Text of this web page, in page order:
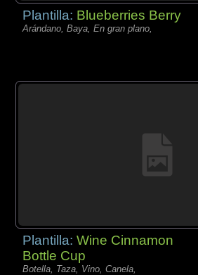
Plantilla: Blueberries Berry
Arándano, Baya, En gran plano,
Plantilla:Wine Cinnamon
Bottle Cup
Botella, Taza, Vino, Canela,